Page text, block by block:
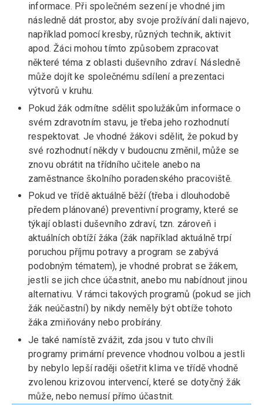
informace. Při společném sezení je vhodné jim
následně dát prostor, aby svoje prožívání dali najevo,
například pomocí kresby, různých technik, aktivit
apod. Žáci mohou tímto způsobem zpracovat
některé téma z oblasti duševního zdraví. Následně
může dojít ke společnému sdílení a prezentaci
výtvorů v kruhu.
Pokud žák odmítne sdělit spolužákům informace o
svém zdravotním stavu, je třeba jeho rozhodnutí
respektovat. Je vhodné žákovi sdělit, že pokud by
své rozhodnutí někdy v budoucnu změnil, může se
znovu obrátit na třídního učitele anebo na
zaměstnance školního poradenského pracoviště.
Pokud ve třídě aktuálně běží (třeba i dlouhodobě
předem plánované) preventivní programy, které se
týkají oblasti duševního zdraví, tzn. zároveň i
aktuálních obtíží žáka (žák například aktuálně trpí
poruchou příjmu potravy a program se zabývá
podobným tématem), je vhodné probrat se žákem,
jestli se jich chce účastnit, anebo mu nabídnout jinou
alternativu. V rámci takových programů (pokud se jich
žák neúčastní) by nikdy neměly být obtíže tohoto
žáka zmiňovány nebo probírány.
Je také namístě zvážit, zda jsou v tuto chvíli
programy primární prevence vhodnou volbou a jestli
by nebylo lepší raději ošetřit klima ve třídě vhodně
zvolenou krizovou intervencí, které se dotyčný žák
může, nebo nemusí přímo účastnit.